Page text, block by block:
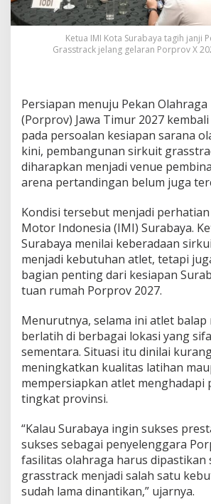
2
7
,
S
i
t
G
r
a
s
s
r
a
c
k
B
e
l
m
T
e
r
e
a
l
i
a
s
i
,
K
e
Ketua IMI Kota Surabaya tagih janji
Grasstrack jelang gelaran Porprov X
Persiapan menuju Pekan Olahraga
(Porprov) Jawa Timur 2027
pada persoalan kesiapan sarana
kini, pembangunan sirkuit
diharapkan menjadi venue
arena pertandingan belum juga
Kondisi tersebut menjadi
Motor Indonesia (IMI) Surabaya.
Surabaya menilai keberadaan
menjadi kebutuhan atlet, tetapi
bagian penting dari kesiapan
tuan rumah Porprov 2027.
Menurutnya, selama ini atlet
berlatih di berbagai lokasi yang
sementara. Situasi itu dinilai
meningkatkan kualitas latihan
mempersiapkan atlet menghadapi
tingkat provinsi.
“Kalau Surabaya ingin sukses
sukses sebagai penyelenggara
fasilitas olahraga harus dipastikan
grasstrack menjadi salah satu
sudah lama dinantikan,” ujarnya.